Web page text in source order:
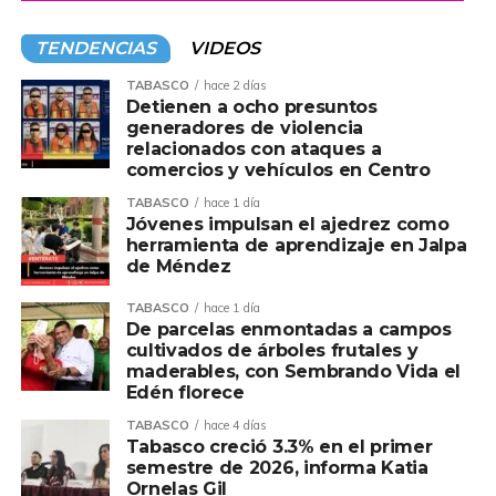
TENDENCIAS VIDEOS
TABASCO hace 2 días
Detienen a ocho presuntos
generadores de violencia
relacionados con ataques a
comercios y vehículos en Centro
TABASCO hace 1 día
Jóvenes impulsan el ajedrez como
herramienta de aprendizaje en Jalpa
de Méndez
TABASCO hace 1 día
De parcelas enmontadas a campos
cultivados de árboles frutales y
maderables, con Sembrando Vida el
Edén florece
TABASCO hace 4 días
Tabasco creció 3.3% en el primer
semestre de 2026, informa Katia
Ornelas Gil